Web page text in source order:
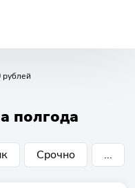
полгода
Срочно ...